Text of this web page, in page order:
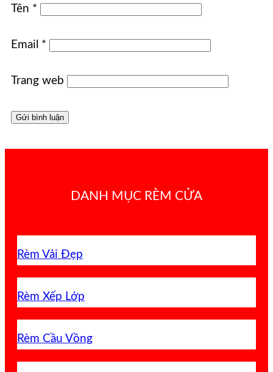
Tên *
Email *
Trang web
DANH MỤC RÈM CỬA
Rèm Vải Đẹp
Rèm Xếp Lớp
Rèm Cầu Vồng